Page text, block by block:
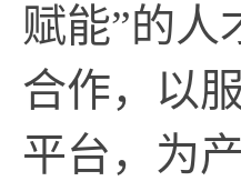
赋能”的人
合作，以
平台，为